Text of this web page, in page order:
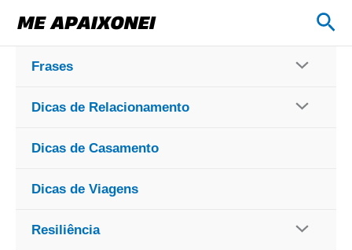
para
conteúdo
Frases
Dicas de Relacionamento
Dicas de Casamento
Dicas de Viagens
Resiliência